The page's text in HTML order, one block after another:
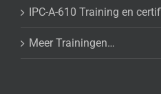
IPC-A-610 Training en
Meer Trainingen…